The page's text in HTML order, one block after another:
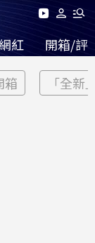
紅 開箱/評
箱 「全新